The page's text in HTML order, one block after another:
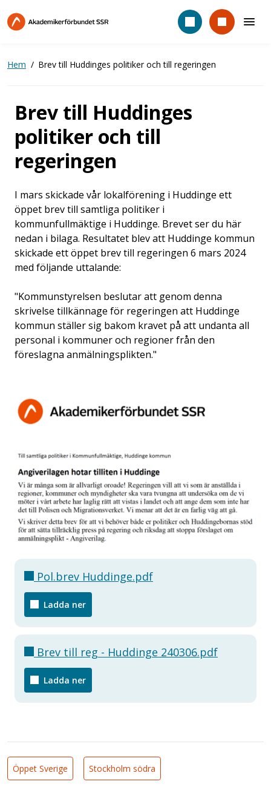
till
Hem Brev till Huddinges politiker och till regeringen
Brev till Huddinges
politiker och till
regeringen
I mars skickade vår lokalförening i Huddinge ett
öppet brev till samtliga politiker i
kommunfullmäktige i Huddinge. Brevet ser du här
nedan i bilaga. Resultatet blev att Huddinge kommun
skickade ett öppet brev till regeringen 6 mars 2024
med följande uttalande:
"Kommunstyrelsen beslutar att genom denna
skrivelse tillkännage för regeringen att Huddinge
kommun ställer sig bakom kravet på att undanta all
personal i kommuner och regioner från den
föreslagna anmälningsplikten."
Pol.brev Huddinge.pdf
Ladda ner
Brev till reg - Huddinge 240306.pdf
Ladda ner
Öppet Sverige Stockholm södra